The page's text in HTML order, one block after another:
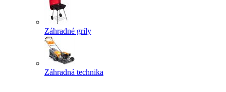
Záhradné grily
Záhradná technika